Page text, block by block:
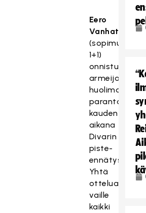
Eero
Vanhatalo
(sopimus
1+1)
onnistui
armeijasta
huolimatta
parantamaan
kauden
aikana
Divarin
piste-
ennätystään.
Yhtä
ottelua
vaille
kaikki